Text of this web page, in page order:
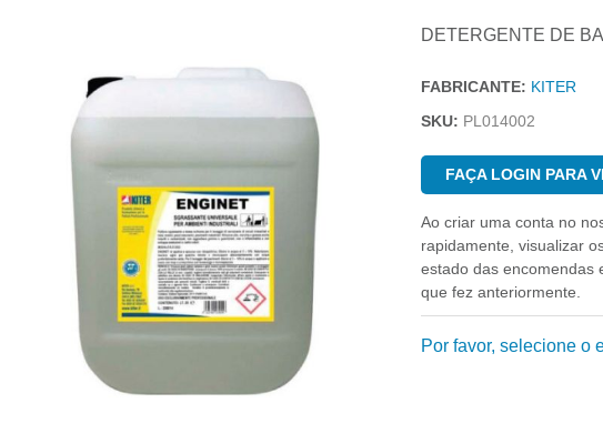
DETERGENTE DE
FABRICANTE: KITER
SKU: PL014002
FAÇA LOGIN PARA
Ao criar uma conta no
rapidamente, visualizar
estado das encomendas
que fez anteriormente.
Por favor, selecione o